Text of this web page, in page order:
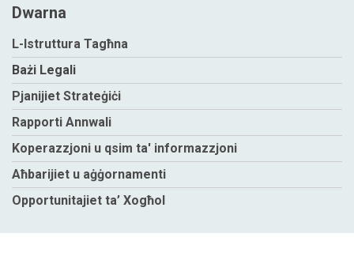
Dwarna
L-Istruttura Tagħna
Bażi Legali
Pjanijiet Strateġiċi
Rapporti Annwali
Koperazzjoni u qsim ta' informazzjoni
Aħbarijiet u aġġornamenti
Opportunitajiet ta’ Xogħol